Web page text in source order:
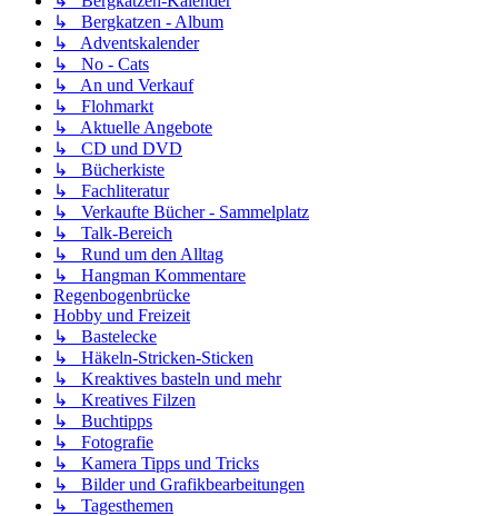
↳ Bergkatzen - Album
↳ Adventskalender
↳ No - Cats
↳ An und Verkauf
↳ Flohmarkt
↳ Aktuelle Angebote
↳ CD und DVD
↳ Bücherkiste
↳ Fachliteratur
↳ Verkaufte Bücher - Sammelplatz
↳ Talk-Bereich
↳ Rund um den Alltag
↳ Hangman Kommentare
Regenbogenbrücke
Hobby und Freizeit
↳ Bastelecke
↳ Häkeln-Stricken-Sticken
↳ Kreaktives basteln und mehr
↳ Kreatives Filzen
↳ Buchtipps
↳ Fotografie
↳ Kamera Tipps und Tricks
↳ Bilder und Grafikbearbeitungen
↳ Tagesthemen